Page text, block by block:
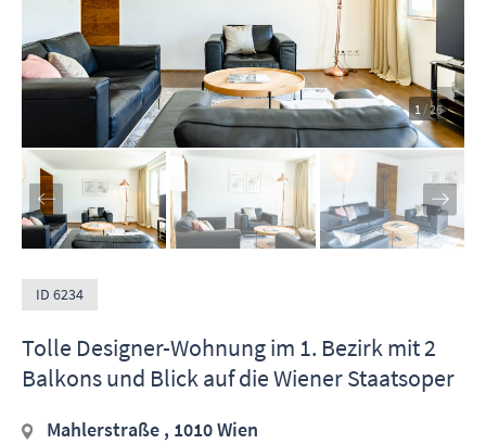
1/ 26
ID 6234
Tolle Designer-Wohnung im 1. Bezirk mit 2
Balkons und Blick auf die Wiener Staatsoper
Mahlerstraße , 1010 Wien